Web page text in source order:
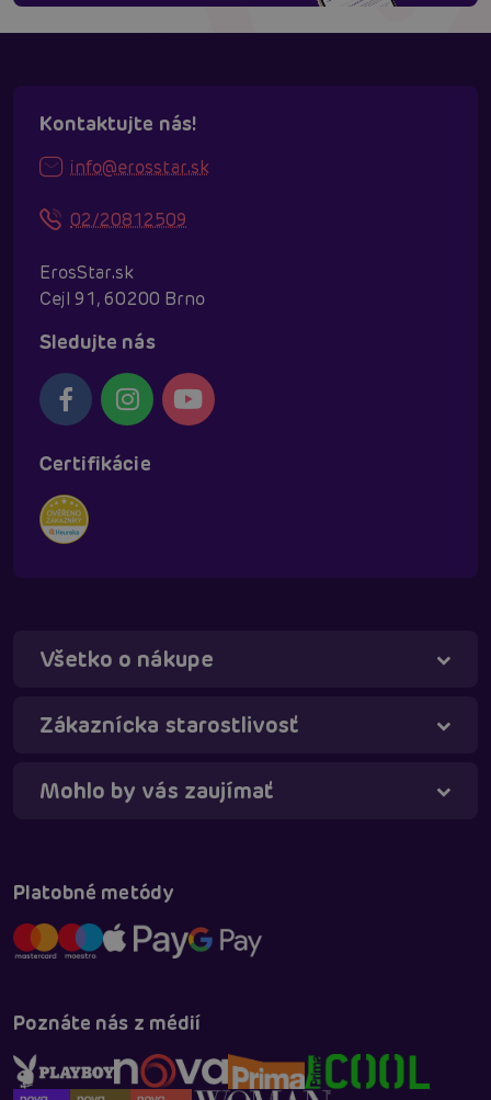
Kontaktujte nás!
info@erosstar.sk
02/20812509
ErosStar.sk
Cejl 91, 60200 Brno
Sledujte nás
Certifikácie
Všetko o nákupe
Zákaznícka starostlivosť
Mohlo by vás zaujímať
Platobné metódy
Poznáte nás z médií
Táňa - virtuálna asistentka